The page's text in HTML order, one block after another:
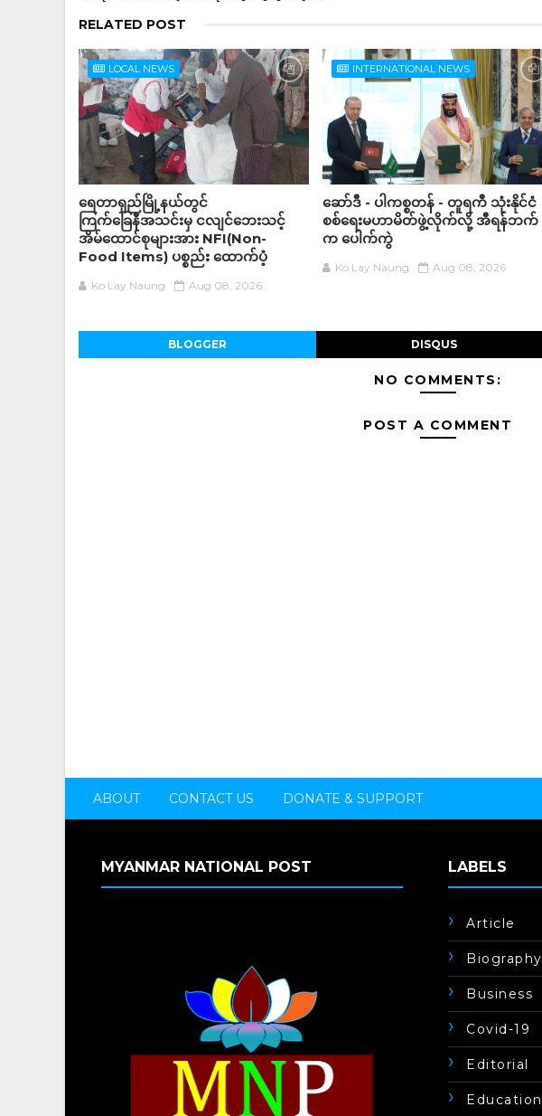
RELATED POST
LOCAL NEWS
ရေတာရှည်မြို့နယ်တွင်
ကြက်ခြေနီအသင်းမှ ငလျင်ဘေးသင့်
အိမ်‌ထောင်စုများအား NFI(Non-
Food Items) ပစ္စည်း ထောက်ပံ့
Ko Lay Naung Aug 08, 2026
INTERNATIONAL NEWS
ဆော်ဒီ - ပါကစ္စတန် - တူရကီ သုံးနိုင်ငံ
စစ်ရေးမဟာမိတ်ဖွဲ့လိုက်လို့ အီရန်ဘက်
က ပေါက်ကွဲ
Ko Lay Naung Aug 08, 2026
BLOGGER DISQUS
NO COMMENTS:
POST A COMMENT
ABOUT CONTACT US DONATE & SUPPORT
MYANMAR NATIONAL POST LABELS
Article
Biography
Business
Covid-19
Editorial
Education